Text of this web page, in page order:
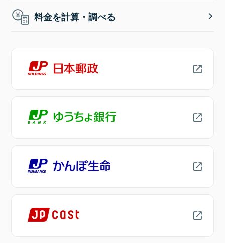
料金を計算・調べる